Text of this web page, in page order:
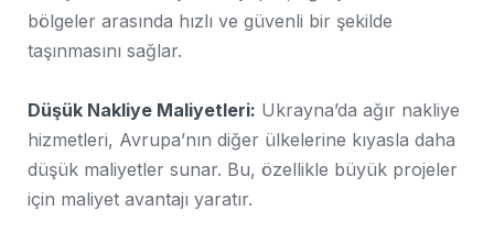
bölgeler arasında hızlı ve güvenli bir şekilde
taşınmasını sağlar.
Düşük Nakliye Maliyetleri: Ukrayna’da ağır nakliye
hizmetleri, Avrupa’nın diğer ülkelerine kıyasla daha
düşük maliyetler sunar. Bu, özellikle büyük projeler
için maliyet avantajı yaratır.